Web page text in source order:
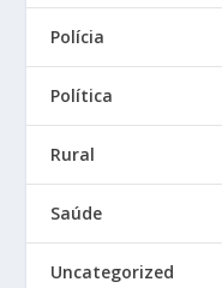
Polícia
Política
Rural
Saúde
Uncategorized